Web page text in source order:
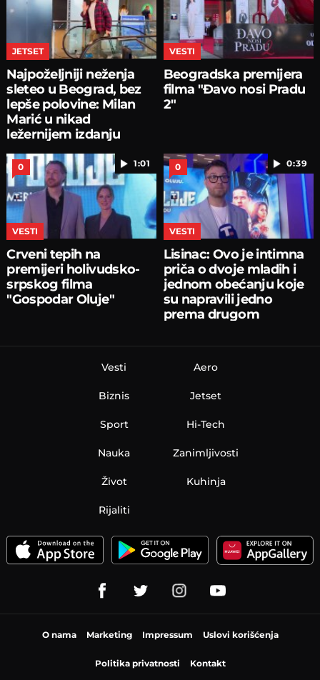
JETSET
Najpoželjniji neženja
sleteo u Beograd, bez
lepše polovine: Milan
Marić u nikad
ležernijem izdanju
VESTI
Beogradska premijera
filma "Đavo nosi Pradu
2"
1:01
0
VESTI
Crveni tepih na
premijeri holivudsko-
srpskog filma
"Gospodar Oluje"
0:39
0
VESTI
Lisinac: Ovo je intimna
priča o dvoje mladih i
jednom obećanju koje
su napravili jedno
prema drugom
Vesti
Biznis
Sport
Nauka
Aero
Jetset
Hi-Tech
Zanimljivosti
Život Kuhinja
Rijaliti
O nama Marketing Impressum Uslovi korišćenja
Politika privatnosti Kontakt